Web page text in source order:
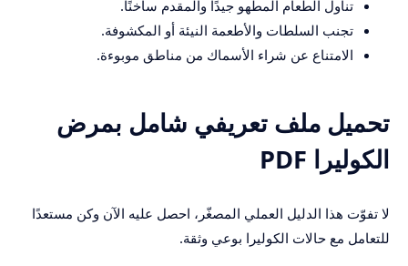
تناول الطعام المطهو جيدًا والمقدم ساخنًا.
تجنب السلطات والأطعمة النيئة أو المكشوفة.
الامتناع عن شراء الأسماك من مناطق موبوءة.
تحميل ملف تعريفي شامل بمرض
الكوليرا PDF
لا تفوّت هذا الدليل العملي المصغّر، احصل عليه الآن وكن مستعدًا
للتعامل مع حالات الكوليرا بوعي وثقة.